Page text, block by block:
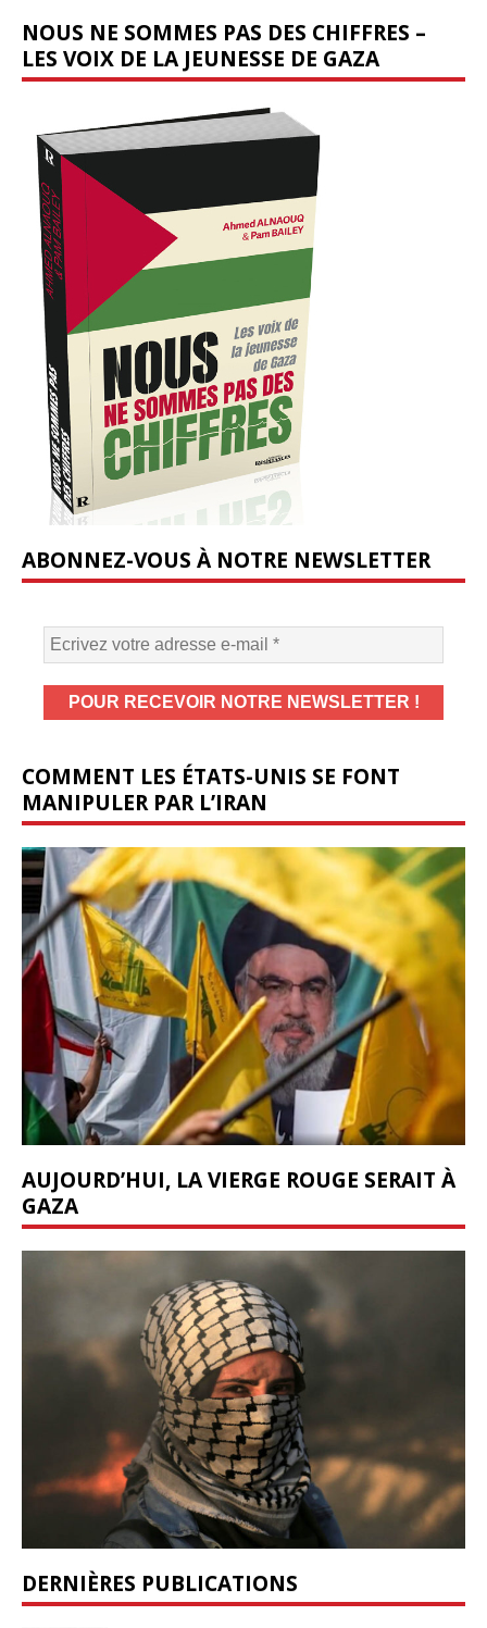
NOUS NE SOMMES PAS DES CHIFFRES –
LES VOIX DE LA JEUNESSE DE GAZA
ABONNEZ-VOUS À NOTRE NEWSLETTER
COMMENT LES ÉTATS-UNIS SE FONT
MANIPULER PAR L’IRAN
AUJOURD’HUI, LA VIERGE ROUGE SERAIT À
GAZA
DERNIÈRES PUBLICATIONS